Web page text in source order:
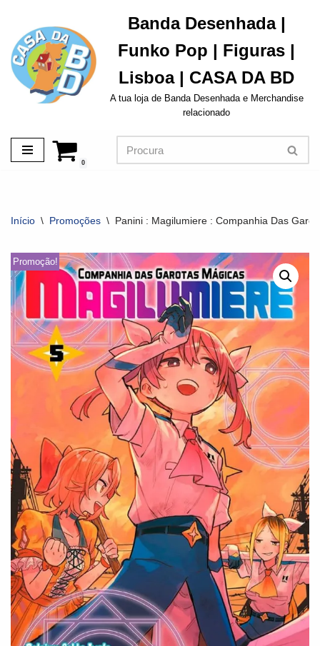
Avançar
para
o
conteúdo
Banda Desenhada |
Funko Pop | Figuras |
Lisboa | CASA DA BD
A tua loja de Banda Desenhada e Merchandise
relacionado
0
Início \ Promoções \ Panini : Magilumiere : Companhia Das
Promoção!